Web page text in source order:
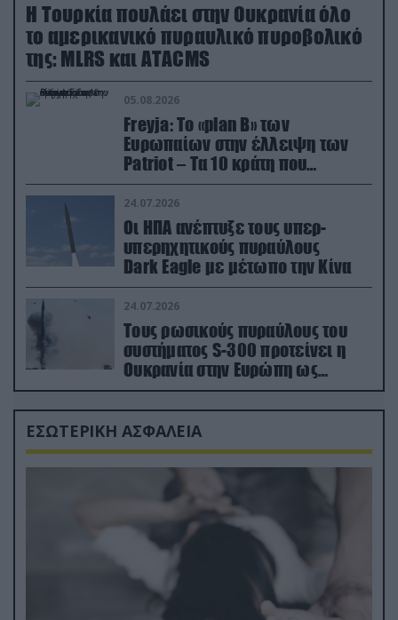
Η Τουρκία πουλάει στην Ουκρανία όλο
το αμερικανικό πυραυλικό πυροβολικό
της: MLRS και ΑΤΑCMS
05.08.2026
Freyja: Το «plan Β» των
Ευρωπαίων στην έλλειψη των
Patriot – Τα 10 κράτη που
συμμετέχουν στο δίκτυο
συνεργασίας
24.07.2026
Οι ΗΠΑ ανέπτυξε τους υπερ-
υπερηχητικούς πυραύλους
Dark Eagle με μέτωπο την Κίνα
24.07.2026
Τους ρωσικούς πυραύλους του
συστήματος S-300 προτείνει η
Ουκρανία στην Ευρώπη ως
αντιβαλλιστικό σύστημα
ΕΣΩΤΕΡΙΚΗ ΑΣΦΑΛΕΙΑ